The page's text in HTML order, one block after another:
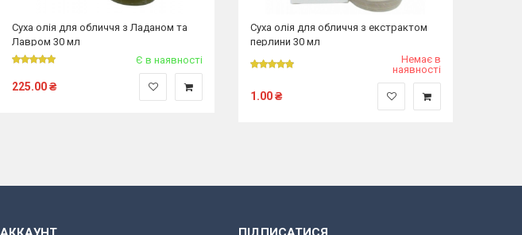
Суха олія для обличчя з Ладаном та
Лавром 30 мл
Є в наявності
225.00₴
Суха олія для обличчя з екстрактом
перлини 30 мл
Немає в
наявності
1.00₴